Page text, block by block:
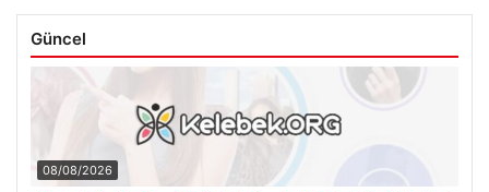
Güncel
08/08/2026